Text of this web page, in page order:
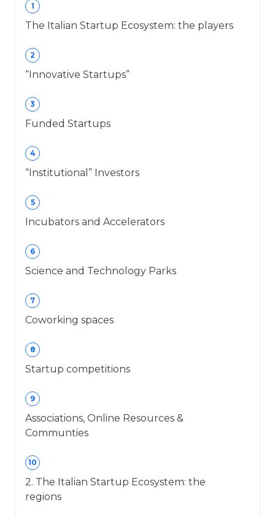
1
The Italian Startup Ecosystem: the players
2
“Innovative Startups”
3
Funded Startups
4
“Institutional” Investors
5
Incubators and Accelerators
6
Science and Technology Parks
7
Coworking spaces
8
Startup competitions
9
Associations, Online Resources &
Communties
10
2. The Italian Startup Ecosystem: the
regions